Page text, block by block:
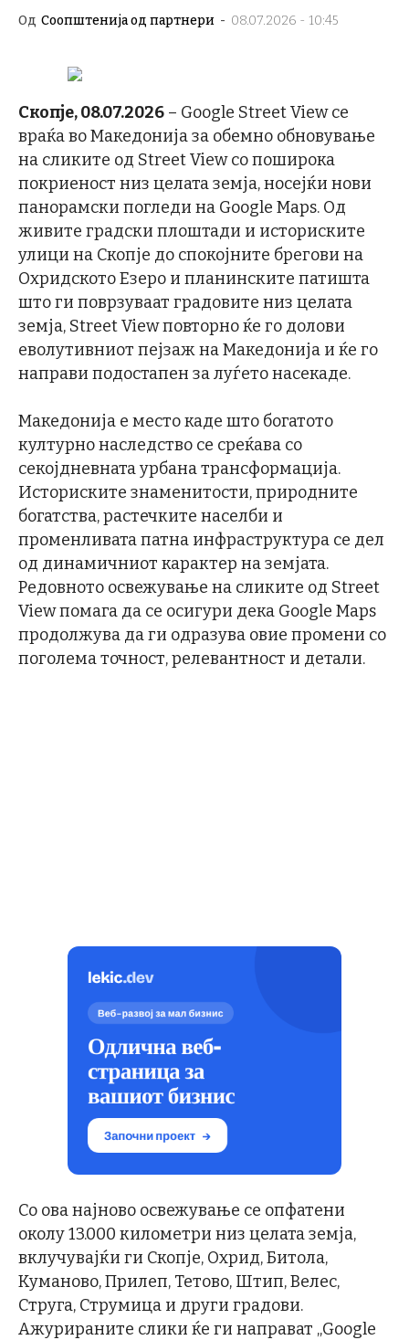
Од Соопштенија од партнери - 08.07.2026 - 10:45
Скопје, 08.07.2026 – Google Street View се
враќа во Македонија за обемно обновување
на сликите од Street View со поширока
покриеност низ целата земја, носејќи нови
панорамски погледи на Google Maps. Од
живите градски плоштади и историските
улици на Скопје до спокојните брегови на
Охридското Езеро и планинските патишта
што ги поврзуваат градовите низ целата
земја, Street View повторно ќе го долови
еволутивниот пејзаж на Македонија и ќе го
направи подостапен за луѓето насекаде.
Македонија е место каде што богатото
културно наследство се среќава со
секојдневната урбана трансформација.
Историските знаменитости, природните
богатства, растечките населби и
променливата патна инфраструктура се дел
од динамичниот карактер на земјата.
Редовното освежување на сликите од Street
View помага да се осигури дека Google Maps
продолжува да ги одразува овие промени со
поголема точност, релевантност и детали.
Со ова најново освежување се опфатени
околу 13.000 километри низ целата земја,
вклучувајќи ги Скопје, Охрид, Битола,
Куманово, Прилеп, Тетово, Штип, Велес,
Струга, Струмица и други градови.
Ажурираните слики ќе ги направат „Google